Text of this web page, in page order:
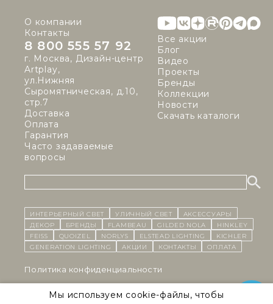
О компании
Контакты
8 800 555 57 92
г. Москва, Дизайн-центр
Artplay,
ул.Нижняя
Сыромятническая, д.10,
стр.7
Доставка
Оплата
Гарантия
Часто задаваемые
вопросы
Все акции
Блог
Видео
Проекты
Бренды
Коллекции
Новости
Скачать каталоги
ИНТЕРЬЕРНЫЙ СВЕТ уличный СВЕТ
Аксессуары
декор
бренды Flambeau Gilded Nola
Hinkley
Feiss
Quoizel Norlys Elstead Lighting
Kichler
Generation Lighting
Акции контакты Оплата
Политика конфиденциальности
Cоглашение на обработку персональных данных
Мы используем cookie-файлы, чтобы